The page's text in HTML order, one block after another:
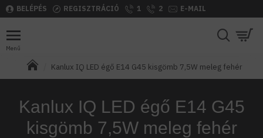
BELÉPÉS REGISZTRÁCIÓ 1 2 E-MAIL
Kanlux IQ LED égő E14 G45 kisgömb 7,5W meleg fehér
Kanlux IQ LED égő E14 G45
kisgömb 7,5W meleg fehér